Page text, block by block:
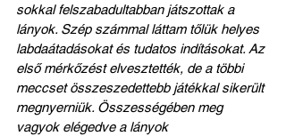
sokkal felszabadultabban játszottak a
lányok. Szép számmal láttam tőlük helyes
labdaátadásokat és tudatos indításokat. Az
első mérkőzést elvesztették, de a többi
meccset összeszedettebb játékkal sikerült
megnyerniük. Összességében meg
vagyok elégedve a lányok